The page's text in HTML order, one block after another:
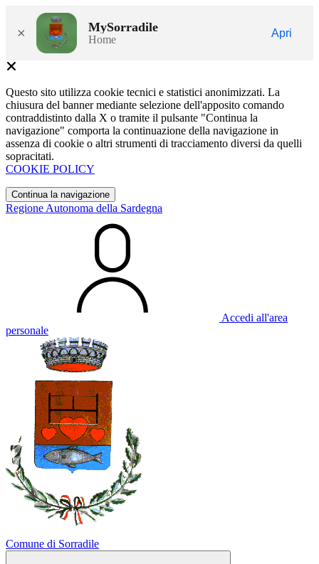
× MySorradile
Home
Apri
Questo sito utilizza cookie tecnici e statistici anonimizzati. La
chiusura del banner mediante selezione dell'apposito comando
contraddistinto dalla X o tramite il pulsante "Continua la
navigazione" comporta la continuazione della navigazione in
assenza di cookie o altri strumenti di tracciamento diversi da quelli
sopracitati.
COOKIE POLICY
Continua la navigazione
Regione Autonoma della Sardegna
Accedi all'area
personale
Comune di Sorradile